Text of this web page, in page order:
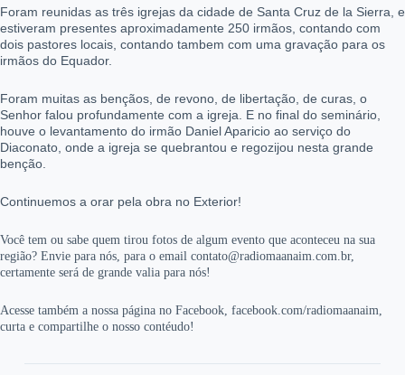
Foram reunidas as três igrejas da cidade de Santa Cruz de la Sierra, e
estiveram presentes aproximadamente 250 irmãos, contando com
dois pastores locais, contando tambem com uma gravação para os
irmãos do Equador.
Foram muitas as bençãos, de revono, de libertação, de curas, o
Senhor falou profundamente com a igreja. E no final do seminário,
houve o levantamento do irmão Daniel Aparicio ao serviço do
Diaconato, onde a igreja se quebrantou e regozijou nesta grande
benção.
Continuemos a orar pela obra no Exterior!
Você tem ou sabe quem tirou fotos de algum evento que aconteceu na sua
região? Envie para nós, para o email contato@radiomaanaim.com.br,
certamente será de grande valia para nós!
Acesse também a nossa página no Facebook, facebook.com/radiomaanaim,
curta e compartilhe o nosso contéudo!